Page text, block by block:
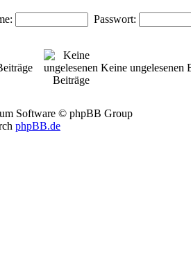
Passwort:
Keine ungelesenen
Software © phpBB Group
phpBB.de